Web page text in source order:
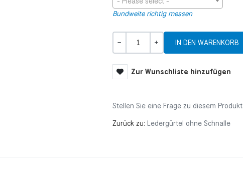
Bundweite richtig messen
Zur Wunschliste hinzufügen
Stellen Sie eine Frage zu diesem Produkt
Zurück zu: Ledergürtel ohne Schnalle